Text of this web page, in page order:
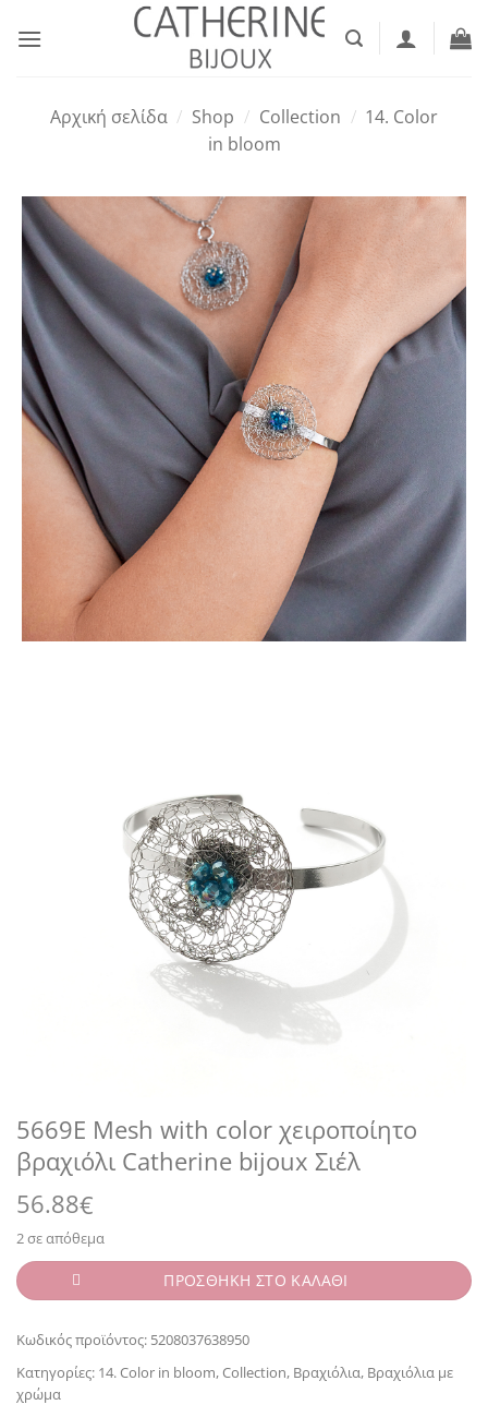
στο
Αρχική σελίδα / Shop / Collection / 14. Color
in bloom
5669E Mesh with color χειροποίητο
βραχιόλι Catherine bijoux Σιέλ
56.88€
2 σε απόθεμα
ΠΡΟΣΘΗΚΗ ΣΤΟ ΚΑΛΑΘΙ
Κωδικός προϊόντος: 5208037638950
Κατηγορίες: 14. Color in bloom,Collection, Βραχιόλια, Βραχιόλια με
χρώμα